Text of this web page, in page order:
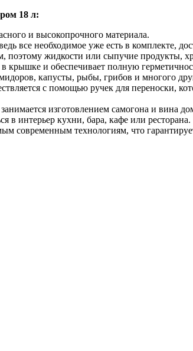
18 л:
и высокопрочного материала.
все необходимое уже есть в комплекте,
поэтому жидкости или сыпучие продукты,
в крышке и обеспечивает полную
капусты, рыбы, грибов и многого
с помощью ручек для переноски,
изготовлением самогона и вина
в интерьер кухни, бара, кафе или ресторана.
современным технологиям, что